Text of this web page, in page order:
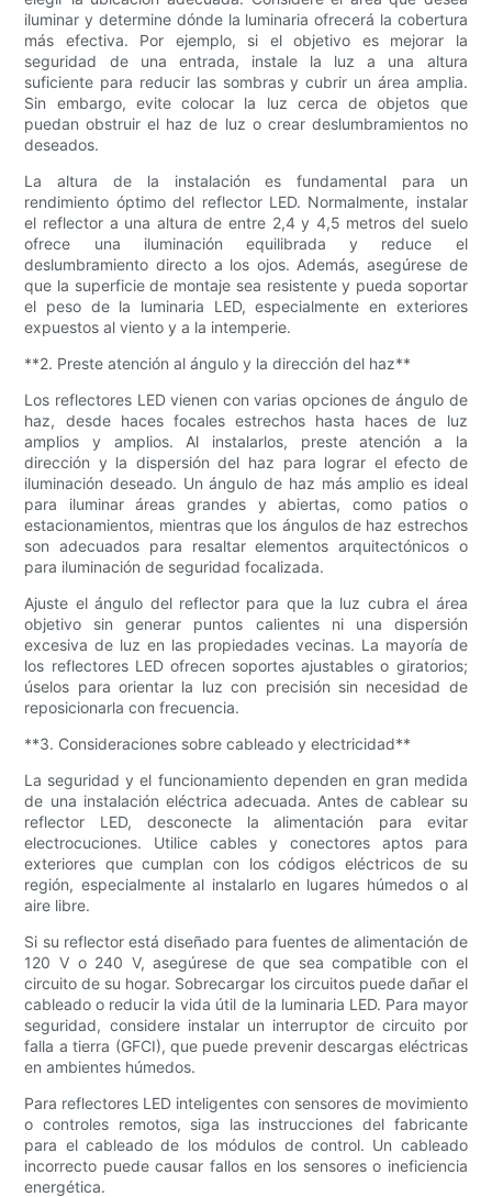
iluminar y determine dónde la luminaria ofrecerá la cobertura
más efectiva. Por ejemplo, si el objetivo es mejorar la
seguridad de una entrada, instale la luz a una altura
suficiente para reducir las sombras y cubrir un área amplia.
Sin embargo, evite colocar la luz cerca de objetos que
puedan obstruir el haz de luz o crear deslumbramientos no
deseados.
La altura de la instalación es fundamental para un
rendimiento óptimo del reflector LED. Normalmente, instalar
el reflector a una altura de entre 2,4 y 4,5 metros del suelo
ofrece una iluminación equilibrada y reduce el
deslumbramiento directo a los ojos. Además, asegúrese de
que la superficie de montaje sea resistente y pueda soportar
el peso de la luminaria LED, especialmente en exteriores
expuestos al viento y a la intemperie.
**2. Preste atención al ángulo y la dirección del haz**
Los reflectores LED vienen con varias opciones de ángulo de
haz, desde haces focales estrechos hasta haces de luz
amplios y amplios. Al instalarlos, preste atención a la
dirección y la dispersión del haz para lograr el efecto de
iluminación deseado. Un ángulo de haz más amplio es ideal
para iluminar áreas grandes y abiertas, como patios o
estacionamientos, mientras que los ángulos de haz estrechos
son adecuados para resaltar elementos arquitectónicos o
para iluminación de seguridad focalizada.
Ajuste el ángulo del reflector para que la luz cubra el área
objetivo sin generar puntos calientes ni una dispersión
excesiva de luz en las propiedades vecinas. La mayoría de
los reflectores LED ofrecen soportes ajustables o giratorios;
úselos para orientar la luz con precisión sin necesidad de
reposicionarla con frecuencia.
**3. Consideraciones sobre cableado y electricidad**
La seguridad y el funcionamiento dependen en gran medida
de una instalación eléctrica adecuada. Antes de cablear su
reflector LED, desconecte la alimentación para evitar
electrocuciones. Utilice cables y conectores aptos para
exteriores que cumplan con los códigos eléctricos de su
región, especialmente al instalarlo en lugares húmedos o al
aire libre.
Si su reflector está diseñado para fuentes de alimentación de
120 V o 240 V, asegúrese de que sea compatible con el
circuito de su hogar. Sobrecargar los circuitos puede dañar el
cableado o reducir la vida útil de la luminaria LED. Para mayor
seguridad, considere instalar un interruptor de circuito por
falla a tierra (GFCI), que puede prevenir descargas eléctricas
en ambientes húmedos.
Para reflectores LED inteligentes con sensores de movimiento
o controles remotos, siga las instrucciones del fabricante
para el cableado de los módulos de control. Un cableado
incorrecto puede causar fallos en los sensores o ineficiencia
energética.